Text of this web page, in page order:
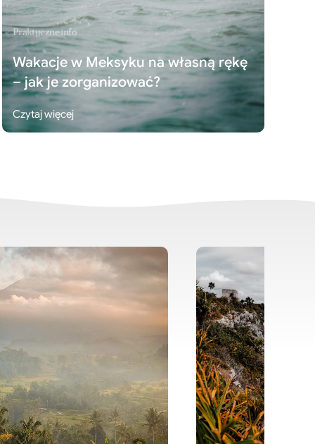
Praktyczne info
Wakacje w Meksyku na własną rękę
– jak je zorganizować?
Czytaj więcej